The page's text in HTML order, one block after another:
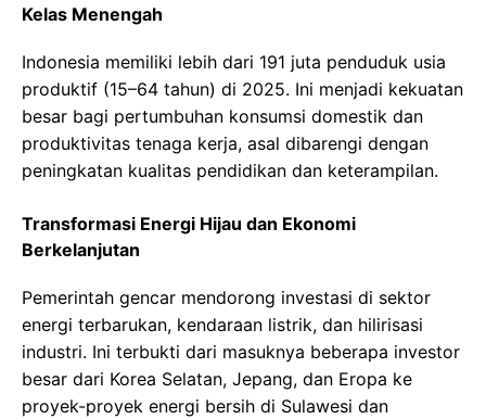
Kelas Menengah
Indonesia memiliki lebih dari 191 juta penduduk usia
produktif (15–64 tahun) di 2025. Ini menjadi kekuatan
besar bagi pertumbuhan konsumsi domestik dan
produktivitas tenaga kerja, asal dibarengi dengan
peningkatan kualitas pendidikan dan keterampilan.
Transformasi Energi Hijau dan Ekonomi
Berkelanjutan
Pemerintah gencar mendorong investasi di sektor
energi terbarukan, kendaraan listrik, dan hilirisasi
industri. Ini terbukti dari masuknya beberapa investor
besar dari Korea Selatan, Jepang, dan Eropa ke
proyek-proyek energi bersih di Sulawesi dan